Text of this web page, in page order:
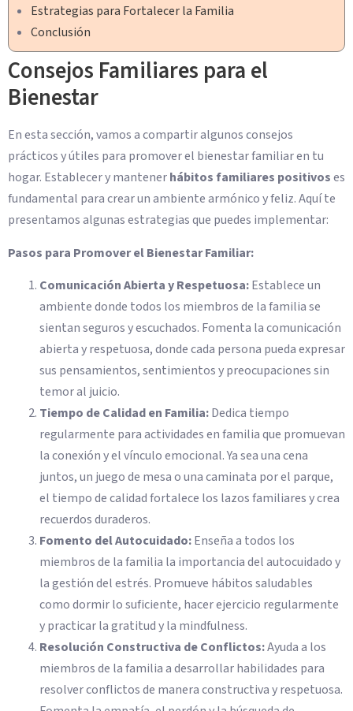
Estrategias para Fortalecer la Familia
Conclusión
Consejos Familiares para el
Bienestar
En esta sección, vamos a compartir algunos consejos
prácticos y útiles para promover el bienestar familiar en tu
hogar. Establecer y mantenerhábitos familiares positivoses
fundamental para crear un ambiente armónico y feliz. Aquí te
presentamos algunas estrategias que puedes implementar:
Pasos para Promover el Bienestar Familiar:
Comunicación Abierta y Respetuosa:Establece un
ambiente donde todos los miembros de la familia se
sientan seguros y escuchados. Fomenta la comunicación
abierta y respetuosa, donde cada persona pueda expresar
sus pensamientos, sentimientos y preocupaciones sin
temor al juicio.
Tiempo de Calidad en Familia:Dedica tiempo
regularmente para actividades en familia que promuevan
la conexión y el vínculo emocional. Ya sea una cena
juntos, un juego de mesa o una caminata por el parque,
el tiempo de calidad fortalece los lazos familiares y crea
recuerdos duraderos.
Fomento del Autocuidado:Enseña a todos los
miembros de la familia la importancia del autocuidado y
la gestión del estrés. Promueve hábitos saludables
como dormir lo suficiente, hacer ejercicio regularmente
y practicar la gratitud y la mindfulness.
Resolución Constructiva de Conflictos:Ayuda a los
miembros de la familia a desarrollar habilidades para
resolver conflictos de manera constructiva y respetuosa.